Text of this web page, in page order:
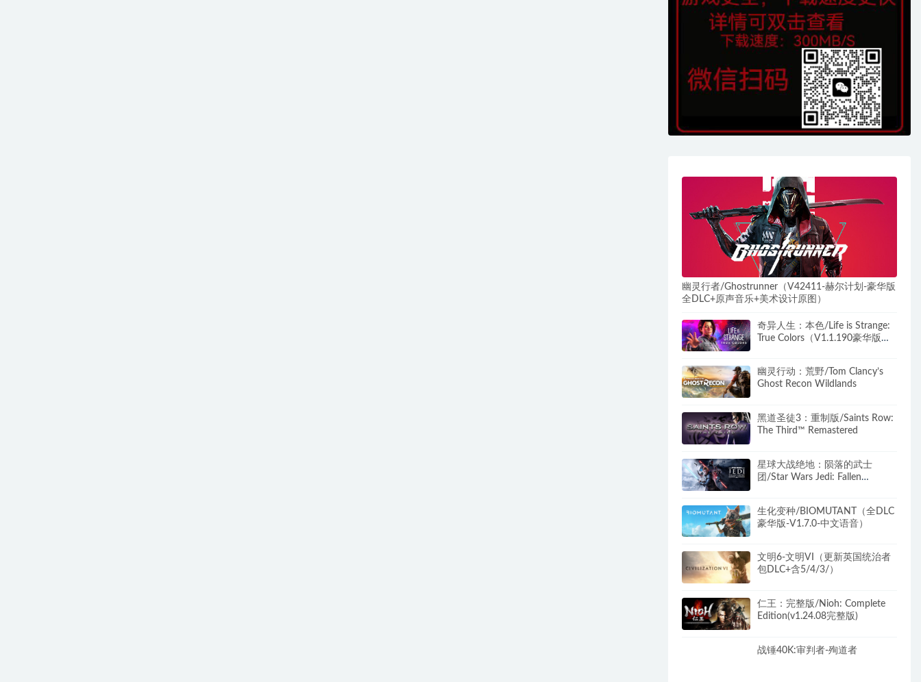
幽灵行者/Ghostrunner（V42411-赫尔计划-豪华版
全DLC+原声音乐+美术设计原图）
奇异人生：本色/Life is Strange:
True Colors（V1.1.190豪华版
幽灵行动：荒野/Tom Clancy’s
Ghost Recon Wildlands
黑道圣徒3：重制版/Saints Row:
The Third™ Remastered
星球大战绝地：陨落的武士
团/Star Wars Jedi: Fallen
生化变种/BIOMUTANT（全DLC
豪华版-V1.7.0-中文语音）
文明6-文明VI（更新英国统治者
包DLC+含5/4/3/）
仁王：完整版/Nioh: Complete
Edition(v1.24.08完整版)
战锤40K:审判者-殉道者